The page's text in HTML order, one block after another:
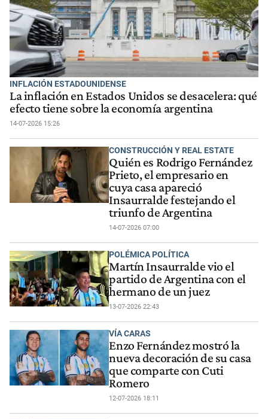
INFLACIÓN ESTADOUNIDENSE
La inflación en Estados Unidos se desacelera: qué
efecto tiene sobre la economía argentina
14-07-2026 15:26
CONSTRUCCIÓN Y REAL ESTATE
Quién es Rodrigo Fernández
Prieto, el empresario en
cuya casa apareció
Insaurralde festejando el
triunfo de Argentina
14-07-2026 07:00
POLÉMICA POLÍTICA
Martín Insaurralde vio el
partido de Argentina con el
hermano de un juez
13-07-2026 22:43
VÍA CARAS
Enzo Fernández mostró la
nueva decoración de su casa
que comparte con Cuti
Romero
12-07-2026 18:11